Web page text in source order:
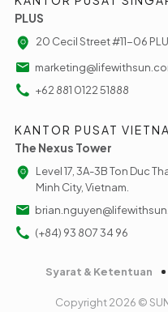
PLUS
20 Cecil Street #11-06
+62 881 0122 51888
KANTOR PUSAT
The Nexus Tower
Level 17, 3A-3B Ton Duc
Minh City, Vietnam.
(+84) 93 807 34 96
Copyright 2026 ©
Syarat & Ketentuan